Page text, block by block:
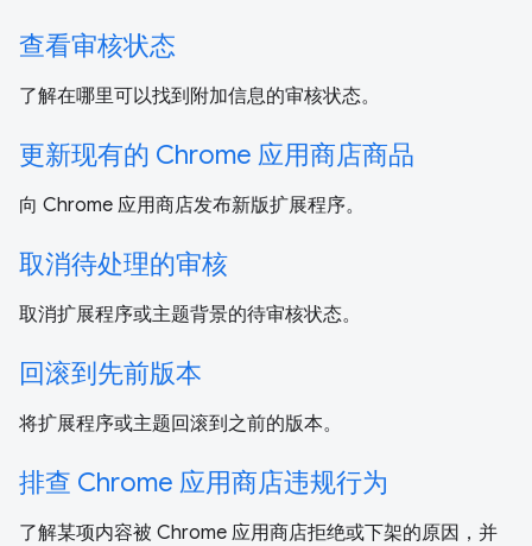
查看审核状态
了解在哪里可以找到附加信息的审核状态。
更新现有的 Chrome 应用商店商品
向 Chrome 应用商店发布新版扩展程序。
取消待处理的审核
取消扩展程序或主题背景的待审核状态。
回滚到先前版本
将扩展程序或主题回滚到之前的版本。
排查 Chrome 应用商店违规行为
了解某项内容被 Chrome 应用商店拒绝或下架的原因，并